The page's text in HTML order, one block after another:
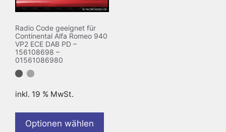
Radio Code geeignet für
Continental Alfa Romeo 940
VP2 ECE DAB PD –
156108698 –
01561086980
inkl. 19 % MwSt.
Optionen wählen